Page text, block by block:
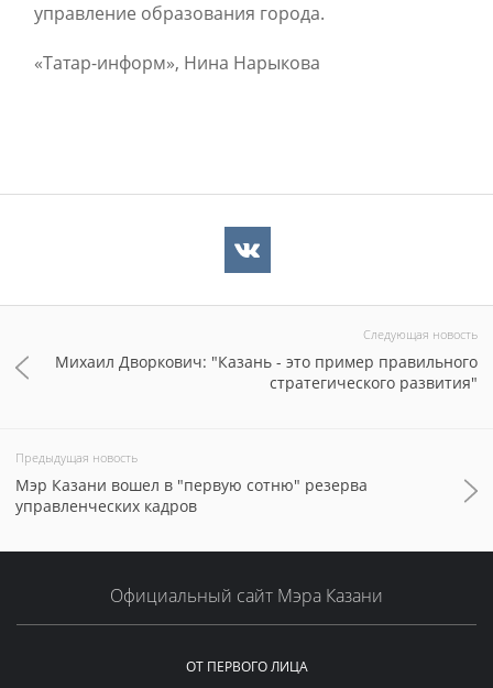
управление образования города.
«Татар-информ», Нина Нарыкова
Следующая новость
Михаил Дворкович: "Казань - это пример правильного
стратегического развития"
Предыдущая новость
Мэр Казани вошел в "первую сотню" резерва
управленческих кадров
Официальный сайт Мэра Казани
ОТ ПЕРВОГО ЛИЦА